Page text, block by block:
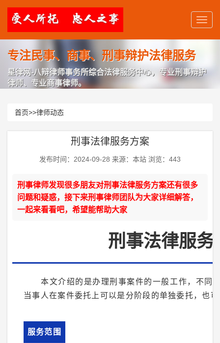
专注民事、商事、刑事辩护法律服务
星律网-八辩律师事务所综合法律服务中心，专业刑事辩护
律师、专业商事律师。
首页>>律师动态
刑事法律服务方案
发布时间：2024-09-28 来源：本站 浏览：443
刑事律师发现很多朋友对刑事法律服务方案还有很多
问题和疑惑，接下来刑事律师团队为大家详细解答，
一起来看看吧，希望能帮助大家
刑事法律服务
本文介绍的是办理刑事案件的一般工作，不同
当事人在案件委托上可以是分阶段的单独委托，也
服务范围